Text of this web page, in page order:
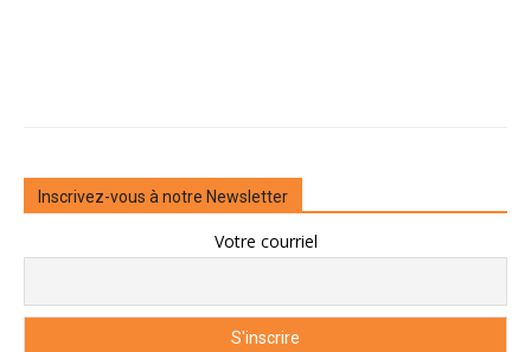
Inscrivez-vous à notre Newsletter
Votre courriel